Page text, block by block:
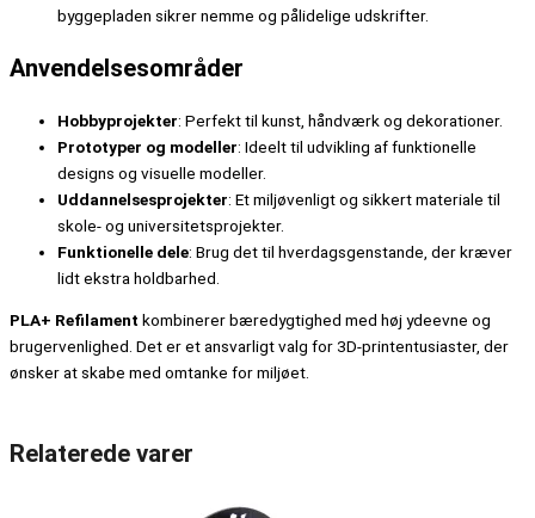
byggepladen sikrer nemme og pålidelige udskrifter.
Anvendelsesområder
Hobbyprojekter: Perfekt til kunst, håndværk og dekorationer.
Prototyper og modeller: Ideelt til udvikling af funktionelle
designs og visuelle modeller.
Uddannelsesprojekter: Et miljøvenligt og sikkert materiale til
skole- og universitetsprojekter.
Funktionelle dele: Brug det til hverdagsgenstande, der kræver
lidt ekstra holdbarhed.
PLA+ Refilament kombinerer bæredygtighed med høj ydeevne og
brugervenlighed. Det er et ansvarligt valg for 3D-printentusiaster, der
ønsker at skabe med omtanke for miljøet.
Relaterede varer